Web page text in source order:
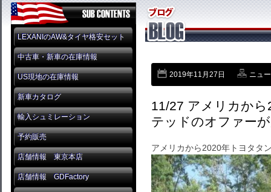
LEXANIのAW&タイヤ格安セット
中古車・新車の在庫情報
US現地の在庫情報
新車カタログ
輸入シュミレーション
予約販売
店舗情報 東京本店
店舗情報 GDFactory
2019年11月27日 ニュ
11/27 アメリカか
テッドのオファー
アメリカから2020年トヨタタ